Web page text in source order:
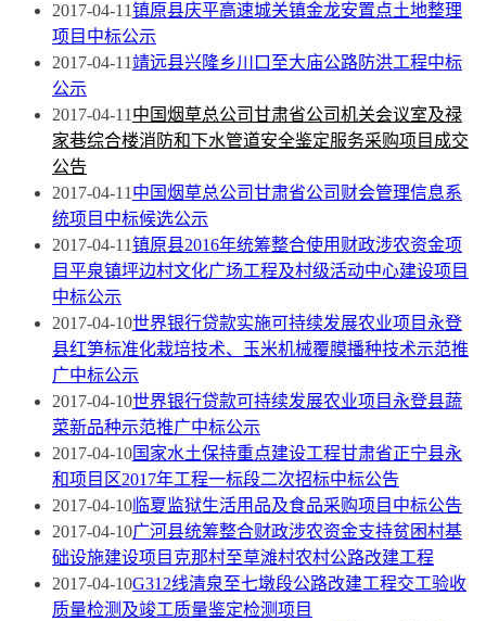
2017-04-11镇原县庆平高速城关镇金龙安置点土地整理
项目中标公示
2017-04-11靖远县兴隆乡川口至大庙公路防洪工程中标
公示
2017-04-11中国烟草总公司甘肃省公司机关会议室及禄
家巷综合楼消防和下水管道安全鉴定服务采购项目成交
公告
2017-04-11中国烟草总公司甘肃省公司财会管理信息系
统项目中标候选公示
2017-04-11镇原县2016年统筹整合使用财政涉农资金项
目平泉镇坪边村文化广场工程及村级活动中心建设项目
中标公示
2017-04-10世界银行贷款实施可持续发展农业项目永登
县红笋标准化栽培技术、玉米机械覆膜播种技术示范推
广中标公示
2017-04-10世界银行贷款可持续发展农业项目永登县蔬
菜新品种示范推广中标公示
2017-04-10国家水土保持重点建设工程甘肃省正宁县永
和项目区2017年工程一标段二次招标中标公告
2017-04-10临夏监狱生活用品及食品采购项目中标公告
2017-04-10广河县统筹整合财政涉农资金支持贫困村基
础设施建设项目克那村至草滩村农村公路改建工程
2017-04-10G312线清泉至七墩段公路改建工程交工验收
质量检测及竣工质量鉴定检测项目